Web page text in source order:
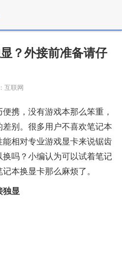
？外接前准备请仔
互联网
，没有游戏本那么笨重，
别。很多用户不喜欢笔记本
相对专业游戏显卡来说锯齿
吗？小编认为可以试着笔记
本换显卡那么麻烦了。
显